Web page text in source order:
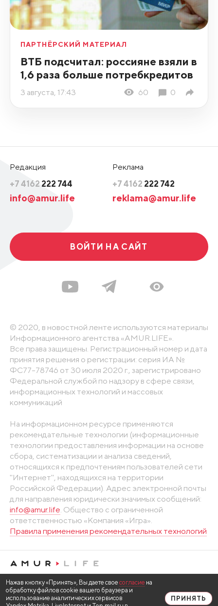
ПАРТНЁРСКИЙ МАТЕРИАЛ
ВТБ подсчитал: россияне взяли в
1,6 раза больше потребкредитов
3 августа, 17:43 60 0
Редакция
+7 4162 222 744
info@amur.life
Реклама
+7 4162 222 742
reklama@amur.life
ВОЙТИ НА САЙТ
© 2020, в новостной ленте используются материалы
Информационного агентства «AMUR.LIFE».
Все права защищены. Регистрационный номер и дата
принятия решения о регистрации: серия ИА №
ФС77-78746 от 30 июля 2020 г., зарегистрировано
Федеральной службой по надзору в сфере связи,
информационных технологий и массовых
коммуникаций
На информационном ресурсе применяются
рекомендательные технологии (информационные
технологии предоставления информации на основе
сбора, систематизации и анализа сведений,
относящихся к предпочтениям пользователей сети
"Интернет", находящихся на территории
Российской Федерации). Адрес электронной почты
для направления юридически значимых сообщений:
info@amur.life . Общество с ограниченной
ответственностью «Компания «Игра».
Правила применения рекомендательных технологий
Нажав кнопку «Принять», Вы даете свое согласие на
обработку файлов cookie вашего браузера и
использование аналитических сервисов
ПРИНЯТЬ